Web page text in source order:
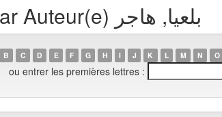
Navigation de collection par Auteur(e) بلعيا, هاجر
B C D E F G H I J K L M N O
ou entrer les premières lettres :